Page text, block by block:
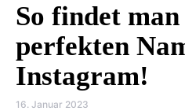
So findet man
perfekten
Instagram!
16. Januar 2023